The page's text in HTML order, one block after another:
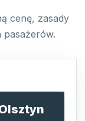
cenę, zasady
pasażerów.